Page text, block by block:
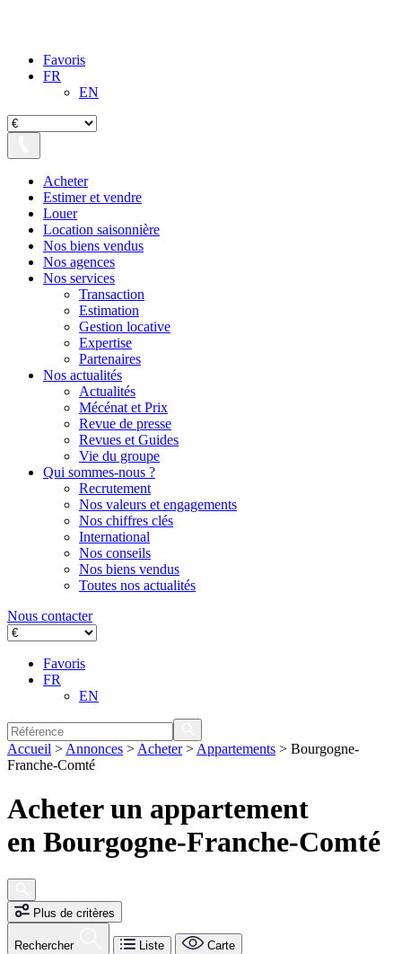
Favoris
FR
EN
Acheter
Estimer et vendre
Louer
Location saisonnière
Nos biens vendus
Nos agences
Nos services
Transaction
Estimation
Gestion locative
Expertise
Partenaires
Nos actualités
Actualités
Mécénat et Prix
Revue de presse
Revues et Guides
Vie du groupe
Qui sommes-nous ?
Recrutement
Nos valeurs et engagements
Nos chiffres clés
International
Nos conseils
Nos biens vendus
Toutes nos actualités
Nous contacter
Favoris
FR
EN
Accueil > Annonces > Acheter> Appartements > Bourgogne-
Franche-Comté
Acheter un appartement
en Bourgogne-Franche-Comté
Plus de critères
Rechercher Liste Carte